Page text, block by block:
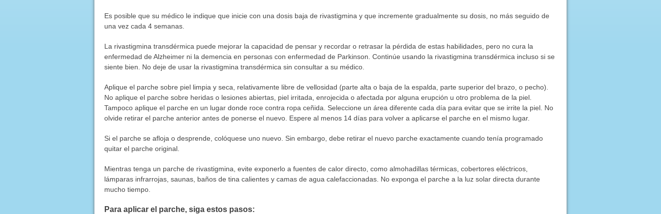
Es posible que su médico le indique que inicie con una dosis baja de rivastigmina y que incremente gradualmente su dosis, no más seguido de
una vez cada 4 semanas.
La rivastigmina transdérmica puede mejorar la capacidad de pensar y recordar o retrasar la pérdida de estas habilidades, pero no cura la
enfermedad de Alzheimer ni la demencia en personas con enfermedad de Parkinson. Continúe usando la rivastigmina transdérmica incluso si se
siente bien. No deje de usar la rivastigmina transdérmica sin consultar a su médico.
Aplique el parche sobre piel limpia y seca, relativamente libre de vellosidad (parte alta o baja de la espalda, parte superior del brazo, o pecho).
No aplique el parche sobre heridas o lesiones abiertas, piel irritada, enrojecida o afectada por alguna erupción u otro problema de la piel.
Tampoco aplique el parche en un lugar donde roce contra ropa ceñida. Seleccione un área diferente cada día para evitar que se irrite la piel. No
olvide retirar el parche anterior antes de ponerse el nuevo. Espere al menos 14 días para volver a aplicarse el parche en el mismo lugar.
Si el parche se afloja o desprende, colóquese uno nuevo. Sin embargo, debe retirar el nuevo parche exactamente cuando tenía programado
quitar el parche original.
Mientras tenga un parche de rivastigmina, evite exponerlo a fuentes de calor directo, como almohadillas térmicas, cobertores eléctricos,
lámparas infrarrojas, saunas, baños de tina calientes y camas de agua calefaccionadas. No exponga el parche a la luz solar directa durante
mucho tiempo.
Para aplicar el parche, siga estos pasos: